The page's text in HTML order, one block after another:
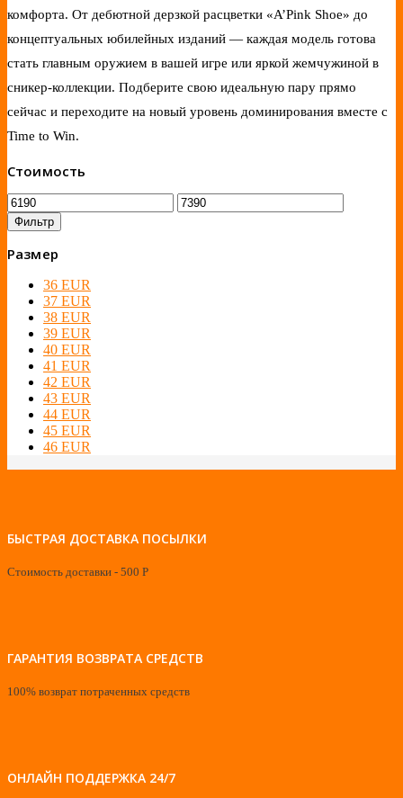
комфорта. От дебютной дерзкой расцветки «A’Pink Shoe» до
концептуальных юбилейных изданий — каждая модель готова
стать главным оружием в вашей игре или яркой жемчужиной в
сникер-коллекции. Подберите свою идеальную пару прямо
сейчас и переходите на новый уровень доминирования вместе с
Time to Win.
Стоимость
Фильтр
Размер
36 EUR
37 EUR
38 EUR
39 EUR
40 EUR
41 EUR
42 EUR
43 EUR
44 EUR
45 EUR
46 EUR
БЫСТРАЯ ДОСТАВКА ПОСЫЛКИ
Стоимость доставки - 500 Р
ГАРАНТИЯ ВОЗВРАТА СРЕДСТВ
100% возврат потраченных средств
ОНЛАЙН ПОДДЕРЖКА 24/7